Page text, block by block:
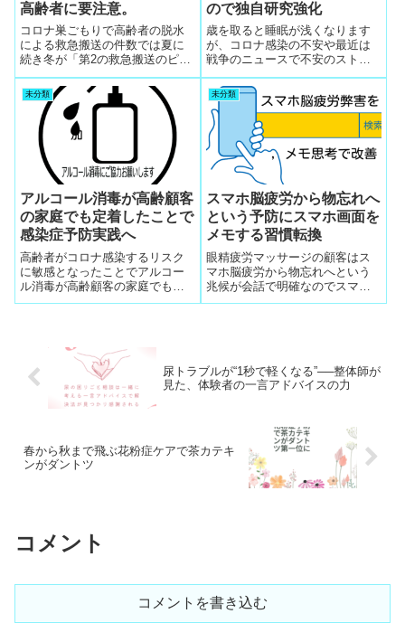
高齢者に要注意。
コロナ巣ごもりで高齢者の脱水
による救急搬送の件数では夏に
続き冬が「第2の救急搬送のピー
ク」です。出前整体に伺って一
番注意することは、顧客の高齢
者の冬の隠れ脱水を見逃さない
観察とミネラル水を勧めて高齢
者に飲ませることが定例業務で
要注意事項の筆頭です。街の整
体院では、ここまで配慮する整
体師は居ないので顧客の信頼が
厚くなる。
ので独自研究強化
歳を取ると睡眠が浅くなります
が、コロナ感染の不安や最近は
戦争のニュースで不安のストレ
スから寝れない悩みの出前整体
依頼が急増したので独自に個体
別に原因の特定とセルフケア設
計を成果重視の研究で強化しま
した。臨床数が多いので整体師
の技能評価が上昇
未分類
アルコール消毒が高齢顧客
の家庭でも定着したことで
感染症予防実践へ
高齢者がコロナ感染するリスク
に敏感となったことでアルコー
ル消毒が高齢顧客の家庭でも普
及定着したことで感染症予防の
を応用することで基礎疾患の無
い高齢者の予防へ
未分類
スマホ脳疲労から物忘れへ
という予防にスマホ画面を
メモする習慣転換
眼精疲労マッサージの顧客はス
マホ脳疲労から物忘れへという
兆候が会話で明確なのでスマホ
画面のたくさんの色や光、文
を簡単に転換できる
尿トラブルが“1秒で軽くなる”──整体師が
見た、体験者の一言アドバイスの力
春から秋まで飛ぶ花粉症ケアで茶カテキ
ンがダントツ
コメント
コメントを書き込む